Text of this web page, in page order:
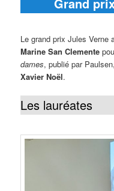
Le grand prix Jules Verne
Marine San Clemente
dames, publié par
Xavier Noël.
Les lauréates